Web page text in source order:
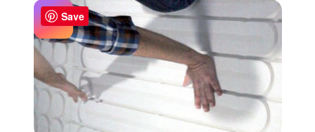
03Save